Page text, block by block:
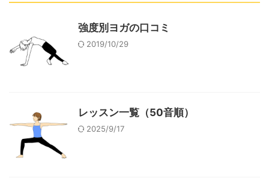
強度別ヨガの口コミ
2019/10/29
レッスン一覧（50音順）
2025/9/17